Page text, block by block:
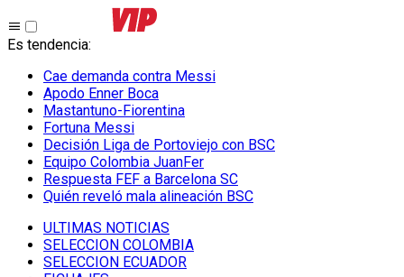
Es tendencia:
Cae demanda contra Messi
Apodo Enner Boca
Mastantuno-Fiorentina
Fortuna Messi
Decisión Liga de Portoviejo con BSC
Equipo Colombia JuanFer
Respuesta FEF a Barcelona SC
Quién reveló mala alineación BSC
ULTIMAS NOTICIAS
SELECCION COLOMBIA
SELECCION ECUADOR